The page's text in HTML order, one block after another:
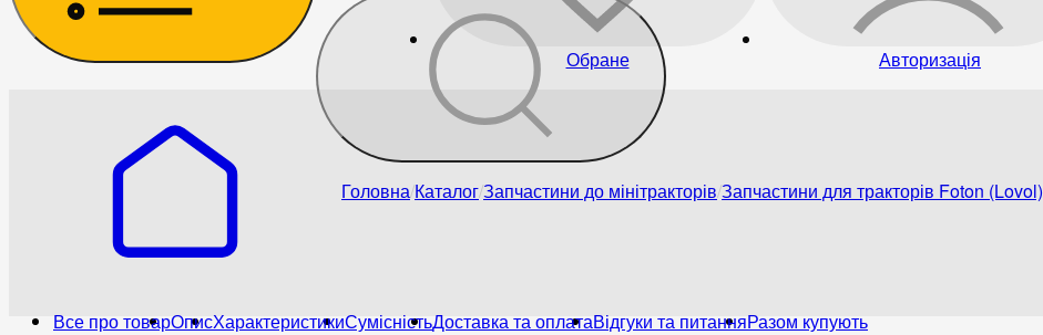
Обране Авторизація
Головна КаталогЗапчастини до мінітракторів Запчастини для тракторів Foton (Lovol)
Все про товарОписХарактеристикиСумісністьДоставка та оплатаВідгуки та питанняРазом купують